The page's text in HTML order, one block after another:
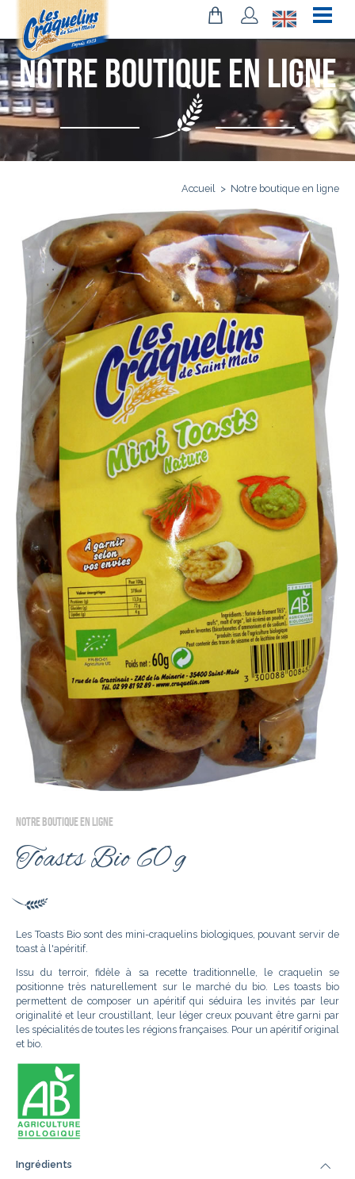
Notre boutique en ligne
Accueil > Notre boutique en ligne
NOTRE BOUTIQUE EN LIGNE
Toasts Bio 60 g
Les Toasts Bio sont des mini-craquelins biologiques, pouvant servir de
toast à l'apéritif.
Issu du terroir, fidèle à sa recette traditionnelle, le craquelin se
positionne très naturellement sur le marché du bio. Les toasts bio
permettent de composer un apéritif qui séduira les invités par leur
originalité et leur croustillant, leur léger creux pouvant être garni par
les spécialités de toutes les régions françaises. Pour un apéritif original
et bio.
Ingrédients